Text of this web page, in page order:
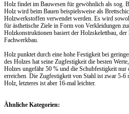
Holz findet im Bauwesen für gewöhnlich als sog.
Holz wird beim Bauen beispielsweise als
Holzwerkstoffen verwendet werden. Es wird
für ästhetische Ziele in Form von Verkleidungen
Holzkonstruktionen basiert der Holzskelettbau,
Fachwerkbau.
Holz punktet durch eine hohe Festigkeit bei
des Holzes hat seine Zugfestigkeit die besten
Holzes ungefähr 50 % und die Schubfestigkeit
erreichen. Die Zugfestigkeit von Stahl ist zwar 5-6
Holz, letzteres ist aber 16-mal leichter.
Ähnliche Kategorien: